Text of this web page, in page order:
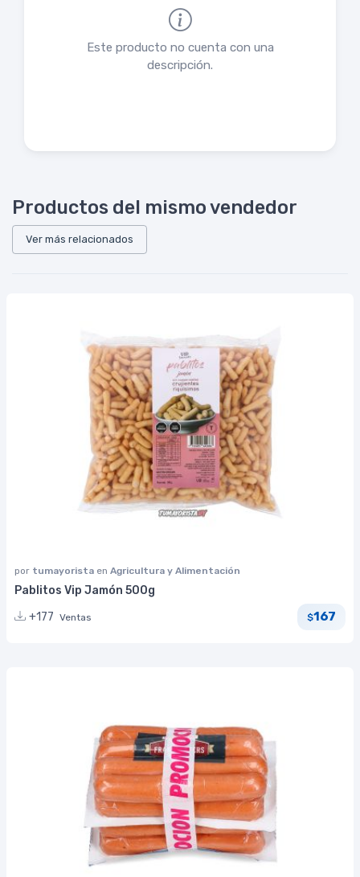
Este producto no cuenta con una
descripción.
Productos del mismo vendedor
Ver más relacionados
por tumayorista en Agricultura y Alimentación
Pablitos Vip Jamón 500g
+177 Ventas $167